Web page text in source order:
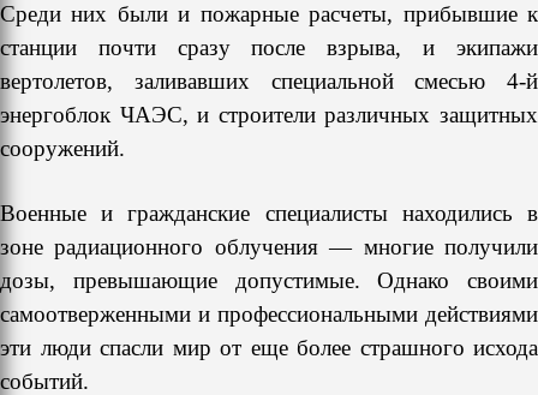
Среди них были и пожарные расчеты, прибывшие к
станции почти сразу после взрыва, и экипажи
вертолетов, заливавших специальной смесью 4-й
энергоблок ЧАЭС, и строители различных защитных
сооружений.
Военные и гражданские специалисты находились в
зоне радиационного облучения — многие получили
дозы, превышающие допустимые. Однако своими
самоотверженными и профессиональными действиями
эти люди спасли мир от еще более страшного исхода
событий.